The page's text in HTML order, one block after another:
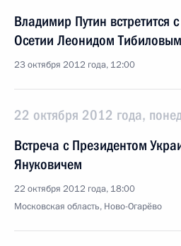
Владимир Путин
Осетии Леонидом Тибиловым
23 октября 2012 года, 12:00
22 октября 2012 года,
Встреча с Президентом
Януковичем
22 октября 2012 года, 18:00
Московская область, Ново-Огарёво